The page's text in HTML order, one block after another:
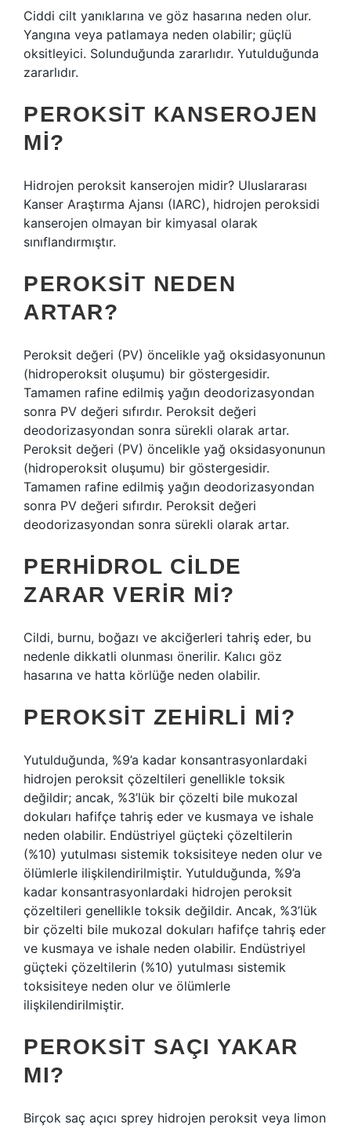
Ciddi cilt yanıklarına ve göz hasarına neden olur.
Yangına veya patlamaya neden olabilir; güçlü
oksitleyici. Solunduğunda zararlıdır. Yutulduğunda
zararlıdır.
PEROKSIT KANSEROJEN
MI?
Hidrojen peroksit kanserojen midir? Uluslararası
Kanser Araştırma Ajansı (IARC), hidrojen peroksidi
kanserojen olmayan bir kimyasal olarak
sınıflandırmıştır.
PEROKSIT NEDEN
ARTAR?
Peroksit değeri (PV) öncelikle yağ oksidasyonunun
(hidroperoksit oluşumu) bir göstergesidir.
Tamamen rafine edilmiş yağın deodorizasyondan
sonra PV değeri sıfırdır. Peroksit değeri
deodorizasyondan sonra sürekli olarak artar.
Peroksit değeri (PV) öncelikle yağ oksidasyonunun
(hidroperoksit oluşumu) bir göstergesidir.
Tamamen rafine edilmiş yağın deodorizasyondan
sonra PV değeri sıfırdır. Peroksit değeri
deodorizasyondan sonra sürekli olarak artar.
PERHIDROL CILDE
ZARAR VERIR MI?
Cildi, burnu, boğazı ve akciğerleri tahriş eder, bu
nedenle dikkatli olunması önerilir. Kalıcı göz
hasarına ve hatta körlüğe neden olabilir.
PEROKSIT ZEHIRLI MI?
Yutulduğunda, %9’a kadar konsantrasyonlardaki
hidrojen peroksit çözeltileri genellikle toksik
değildir; ancak, %3’lük bir çözelti bile mukozal
dokuları hafifçe tahriş eder ve kusmaya ve ishale
neden olabilir. Endüstriyel güçteki çözeltilerin
(%10) yutulması sistemik toksisiteye neden olur ve
ölümlerle ilişkilendirilmiştir. Yutulduğunda, %9’a
kadar konsantrasyonlardaki hidrojen peroksit
çözeltileri genellikle toksik değildir. Ancak, %3’lük
bir çözelti bile mukozal dokuları hafifçe tahriş eder
ve kusmaya ve ishale neden olabilir. Endüstriyel
güçteki çözeltilerin (%10) yutulması sistemik
toksisiteye neden olur ve ölümlerle
ilişkilendirilmiştir.
PEROKSIT SAÇI YAKAR
MI?
Birçok saç açıcı sprey hidrojen peroksit veya limon